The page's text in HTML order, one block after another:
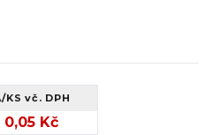
KSvč. DPH
0,05 Kč